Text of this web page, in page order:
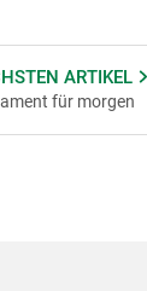
ARTIKEL
für morgen